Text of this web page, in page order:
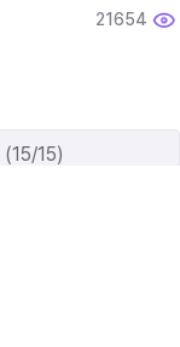
21654
(15/15)